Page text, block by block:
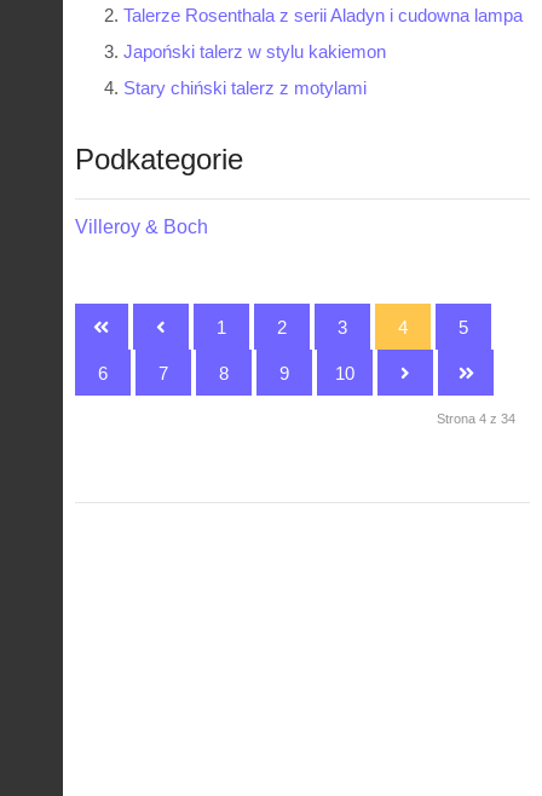
Talerze Rosenthala z serii Aladyn i cudowna lampa
Japoński talerz w stylu kakiemon
Stary chiński talerz z motylami
Podkategorie
Villeroy & Boch
1 2 3 4 5
6 7 8 9 10
Strona 4 z 34